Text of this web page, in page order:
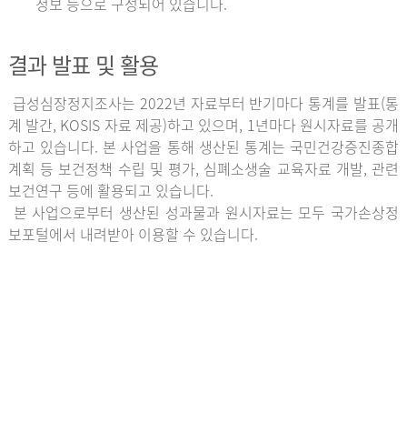
결과 발표 및 활용
급성심장정지조사는 2022년 자료부터 반기마다 통계를 발표(통
계 발간, KOSIS 자료 제공)하고 있으며, 1년마다 원시자료를 공개
하고 있습니다. 본 사업을 통해 생산된 통계는 국민건강증진종합
계획 등 보건정책 수립 및 평가, 심폐소생술 교육자료 개발, 관련
보건연구 등에 활용되고 있습니다.
본 사업으로부터 생산된 성과물과 원시자료는 모두 국가손상정
보포털에서 내려받아 이용할 수 있습니다.